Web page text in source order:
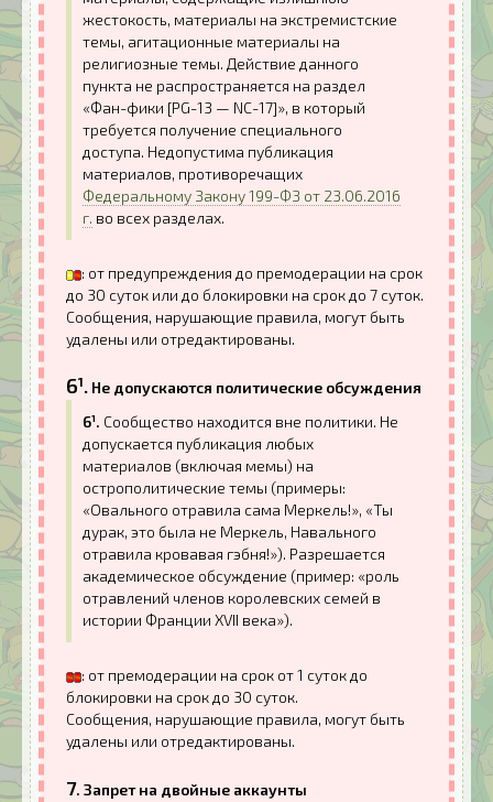
жестокость, материалы на экстремистские
темы, агитационные материалы на
религиозные темы. Действие данного
пункта не распространяется на раздел
«Фан-фики [PG-13 — NC-17]», в который
требуется получение специального
доступа. Недопустима публикация
материалов, противоречащих
Федеральному Закону 199-ФЗ от 23.06.2016
г. во всех разделах.
: от предупреждения до премодерации на срок
до 30 суток или до блокировки на срок до 7 суток.
Сообщения, нарушающие правила, могут быть
удалены или отредактированы.
6¹. Не допускаются политические обсуждения
6¹. Сообщество находится вне политики. Не
допускается публикация любых
материалов (включая мемы) на
острополитические темы (примеры:
«Овального отравила сама Меркель!», «Ты
дурак, это была не Меркель, Навального
отравила кровавая гэбня!»). Разрешается
академическое обсуждение (пример: «роль
отравлений членов королевских семей в
истории Франции XVII века»).
: от премодерации на срок от 1 суток до
блокировки на срок до 30 суток.
Сообщения, нарушающие правила, могут быть
удалены или отредактированы.
7. Запрет на двойные аккаунты